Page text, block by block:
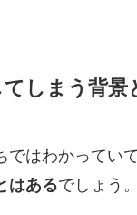
しまう背景
ではわかっていて
はあるでしょう。